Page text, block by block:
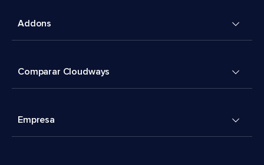
Addons
Comparar Cloudways
Empresa